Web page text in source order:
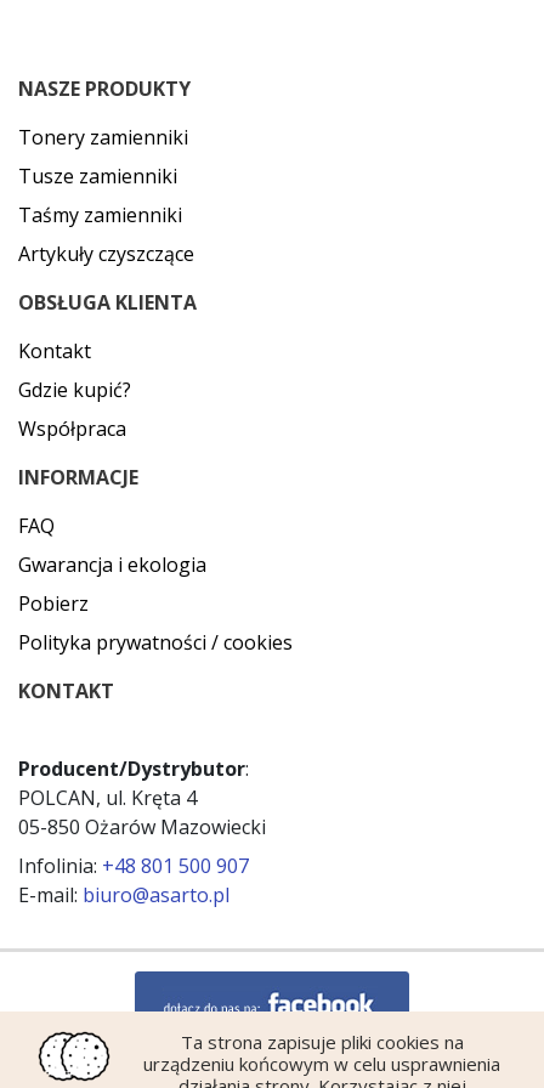
NASZE PRODUKTY
Tonery zamienniki
Tusze zamienniki
Taśmy zamienniki
Artykuły czyszczące
OBSŁUGA KLIENTA
Kontakt
Gdzie kupić?
Współpraca
INFORMACJE
FAQ
Gwarancja i ekologia
Pobierz
Polityka prywatności / cookies
KONTAKT
Producent/Dystrybutor:
POLCAN, ul. Kręta 4
05-850 Ożarów Mazowiecki
Infolinia: +48 801 500 907
E-mail: biuro@asarto.pl
Ta strona zapisuje pliki cookies na
urządzeniu końcowym w celu usprawnienia